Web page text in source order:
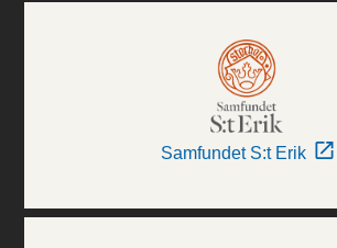
Samfundet S:t Erik